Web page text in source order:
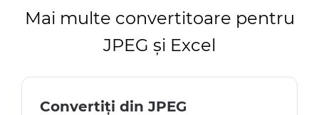
Mai multe convertitoare pentru
JPEG și Excel
Convertiți din JPEG